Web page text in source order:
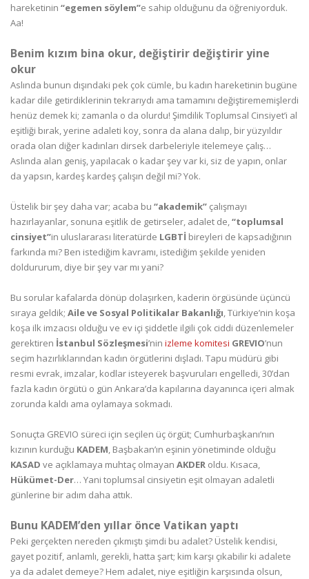
hareketinin “egemen söylem”e sahip olduğunu da öğreniyorduk.
Aa!
Benim kızım bina okur, değiştirir değiştirir yine
okur
Aslında bunun dışındaki pek çok cümle, bu kadın hareketinin bugüne
kadar dile getirdiklerinin tekrarıydı ama tamamını değiştirememişlerdi
henüz demek ki; zamanla o da olurdu! Şimdilik Toplumsal Cinsiyet’i al
eşitliği bırak, yerine adaleti koy, sonra da alana dalıp, bir yüzyıldır
orada olan diğer kadınları dirsek darbeleriyle itelemeye çalış…
Aslında alan geniş, yapılacak o kadar şey var ki, siz de yapın, onlar
da yapsın, kardeş kardeş çalışın değil mi? Yok.
Üstelik bir şey daha var; acaba bu “akademik” çalışmayı
hazırlayanlar, sonuna eşitlik de getirseler, adalet de, “toplumsal
cinsiyet”in uluslararası literatürde LGBTİ bireyleri de kapsadığının
farkında mı? Ben istediğim kavramı, istediğim şekilde yeniden
doldururum, diye bir şey var mı yani?
Bu sorular kafalarda dönüp dolaşırken, kaderin örgüsünde üçüncü
sıraya geldik; Aile ve Sosyal Politikalar Bakanlığı , Türkiye’nin koşa
koşa ilk imzacısı olduğu ve ev içi şiddetle ilgili çok ciddi düzenlemeler
gerektiren İstanbul Sözleşmesi’nin izleme komitesi GREVIO’nun
seçim hazırlıklarından kadın örgütlerini dışladı. Tapu müdürü gibi
resmi evrak, imzalar, kodlar isteyerek başvuruları engelledi, 30’dan
fazla kadın örgütü o gün Ankara’da kapılarına dayanınca içeri almak
zorunda kaldı ama oylamaya sokmadı.
Sonuçta GREVIO süreci için seçilen üç örgüt; Cumhurbaşkanı’nın
kızının kurduğu KADEM , Başbakan’ın eşinin yönetiminde olduğu
KASAD ve açıklamaya muhtaç olmayan AKDER oldu. Kısaca,
Hükümet-Der… Yani toplumsal cinsiyetin eşit olmayan adaletli
günlerine bir adım daha attık.
Bunu KADEM’den yıllar önce Vatikan yaptı
Peki gerçekten nereden çıkmıştı şimdi bu adalet? Üstelik kendisi,
gayet pozitif, anlamlı, gerekli, hatta şart; kim karşı çıkabilir ki adalete
ya da adalet demeye? Hem adalet, niye eşitliğin karşısında olsun,